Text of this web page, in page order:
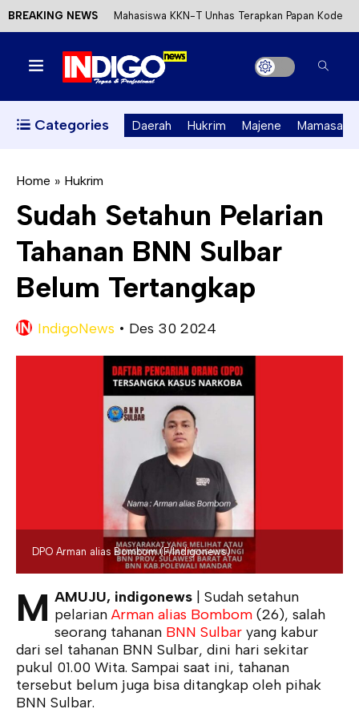
BREAKING NEWS Mahasiswa KKN-T Unhas Terapkan Papan Kode
Etik Wisata di Pantai Lawere Desa Lotang Salo
Satu DPO Pengeroyokan SPBU Tapalang
Ditangkap, Satu Lagi Kabur ke Kalimantan
Kecewa Kapolresta Absen, APPK Mamuju
Soroti Kejanggalan Kasus Tambang Emas Ilegal
Categories Daerah Hukrim Majene Mamasa
Home » Hukrim
Sudah Setahun Pelarian
Tahanan BNN Sulbar
Belum Tertangkap
IndigoNews • Des 30 2024
DPO Arman alias Bombom.(F/Indigonews)
M AMUJU, indigonews | Sudah setahun
pelarian Arman alias Bombom (26), salah
seorang tahanan BNN Sulbar yang kabur
dari sel tahanan BNN Sulbar, dini hari sekitar
pukul 01.00 Wita. Sampai saat ini, tahanan
tersebut belum juga bisa ditangkap oleh pihak
BNN Sulbar.